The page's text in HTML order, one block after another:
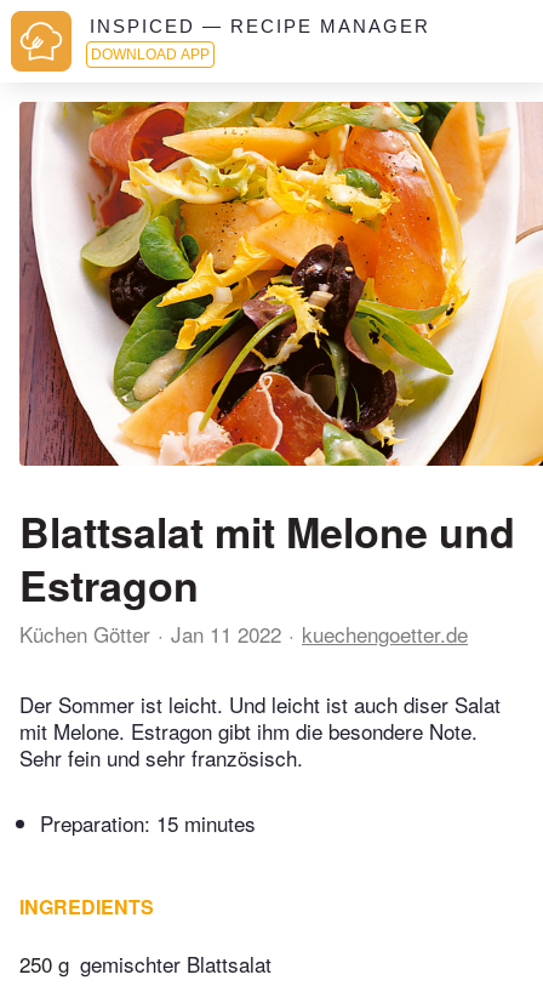
INSPICED — RECIPE MANAGER
DOWNLOAD APP
Blattsalat mit Melone und
Estragon
Küchen Götter Jan 11 2022 kuechengoetter.de
Der Sommer ist leicht. Und leicht ist auch diser Salat
mit Melone. Estragon gibt ihm die besondere Note.
Sehr fein und sehr französisch.
Preparation: 15 minutes
INGREDIENTS
250 g gemischter Blattsalat